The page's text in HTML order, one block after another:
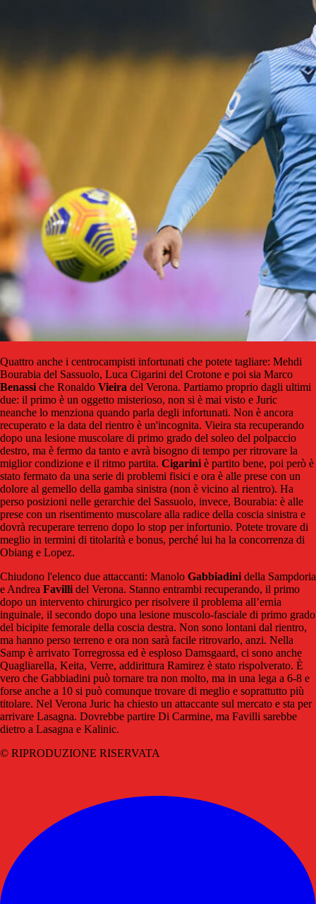
Quattro anche i centrocampisti infortunati che potete tagliare: Mehdi
Bourabia del Sassuolo, Luca Cigarini del Crotone e poi sia Marco
Benassi che Ronaldo Vieira del Verona. Partiamo proprio dagli ultimi
due: il primo è un oggetto misterioso, non si è mai visto e Juric
neanche lo menziona quando parla degli infortunati. Non è ancora
recuperato e la data del rientro è un'incognita. Vieira sta recuperando
dopo una lesione muscolare di primo grado del soleo del polpaccio
destro, ma è fermo da tanto e avrà bisogno di tempo per ritrovare la
miglior condizione e il ritmo partita. Cigarini è partito bene, poi però è
stato fermato da una serie di problemi fisici e ora è alle prese con un
dolore al gemello della gamba sinistra (non è vicino al rientro). Ha
perso posizioni nelle gerarchie del Sassuolo, invece, Bourabia: è alle
prese con un risentimento muscolare alla radice della coscia sinistra e
dovrà recuperare terreno dopo lo stop per infortunio. Potete trovare di
meglio in termini di titolarità e bonus, perché lui ha la concorrenza di
Obiang e Lopez.
Chiudono l'elenco due attaccanti: Manolo Gabbiadini della Sampdoria
e Andrea Favilli del Verona. Stanno entrambi recuperando, il primo
dopo un intervento chirurgico per risolvere il problema all’ernia
inguinale, il secondo dopo una lesione muscolo-fasciale di primo grado
del bicipite femorale della coscia destra. Non sono lontani dal rientro,
ma hanno perso terreno e ora non sarà facile ritrovarlo, anzi. Nella
Samp è arrivato Torregrossa ed è esploso Damsgaard, ci sono anche
Quagliarella, Keita, Verre, addirittura Ramirez è stato rispolverato. È
vero che Gabbiadini può tornare tra non molto, ma in una lega a 6-8 e
forse anche a 10 si può comunque trovare di meglio e soprattutto più
titolare. Nel Verona Juric ha chiesto un attaccante sul mercato e sta per
arrivare Lasagna. Dovrebbe partire Di Carmine, ma Favilli sarebbe
dietro a Lasagna e Kalinic.
© RIPRODUZIONE RISERVATA